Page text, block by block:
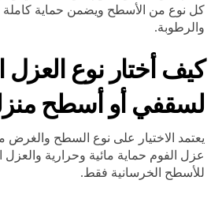
كل نوع من الأسطح ويضمن حماية
والرطوبة.
كيف أختار نوع
لسقفي أو أسطح
يعتمد الاختيار على نوع السطح
عزل الفوم حماية مائية وحرارية والعزل
للأسطح الخرسانية فقط.